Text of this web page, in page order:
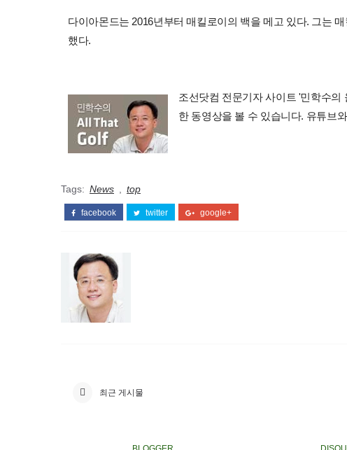
다이아몬드는 2016년부터 매킬로이의 백을 메고 있다. 그는
했다.
조선닷컴 전문기자 사이트 '민학수의
한 동영상을 볼 수 있습니다. 유튜브
Tags: News top
facebook twitter google+
최근 게시물